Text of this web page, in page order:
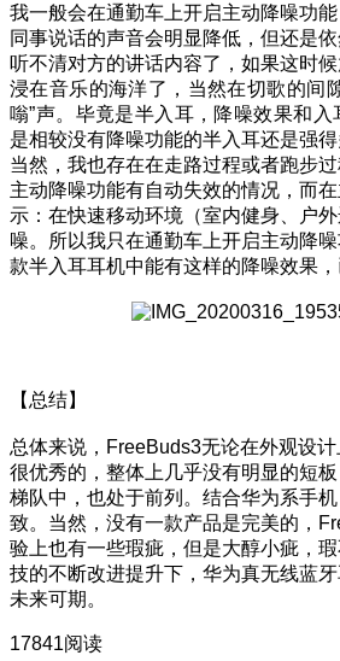
我一般会在通勤车上开启主动降噪功
同事说话的声音会明显降低，但还是
听不清对方的讲话内容了，如果这时
浸在音乐的海洋了，当然在切歌的间
嗡”声。毕竟是半入耳，降噪效果和
是相较没有降噪功能的半入耳还是强得
当然，我也存在在走路过程或者跑步
主动降噪功能有自动失效的情况，而
示：在快速移动环境（室内健身、户
噪。所以我只在通勤车上开启主动降
款半入耳耳机中能有这样的降噪效果，
【总结】
总体来说，FreeBuds3无论在外观设
很优秀的，整体上几乎没有明显的短
梯队中，也处于前列。结合华为系手
致。当然，没有一款产品是完美的，
验上也有一些瑕疵，但是大醇小疵，
技的不断改进提升下，华为真无线蓝
未来可期。
17841阅读